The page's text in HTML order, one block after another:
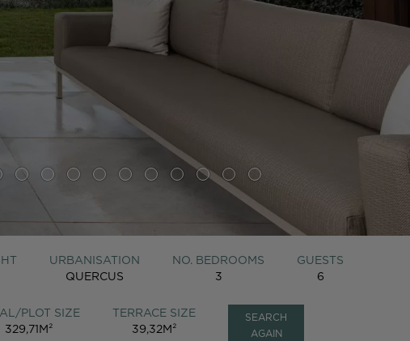
URBANISATION
QUERCUS
NO. BEDROOMS
3
GUESTS
6
PLOT SIZE
329,71M²
TERRACE SIZE
39,32M²
SEARCH
AGAIN